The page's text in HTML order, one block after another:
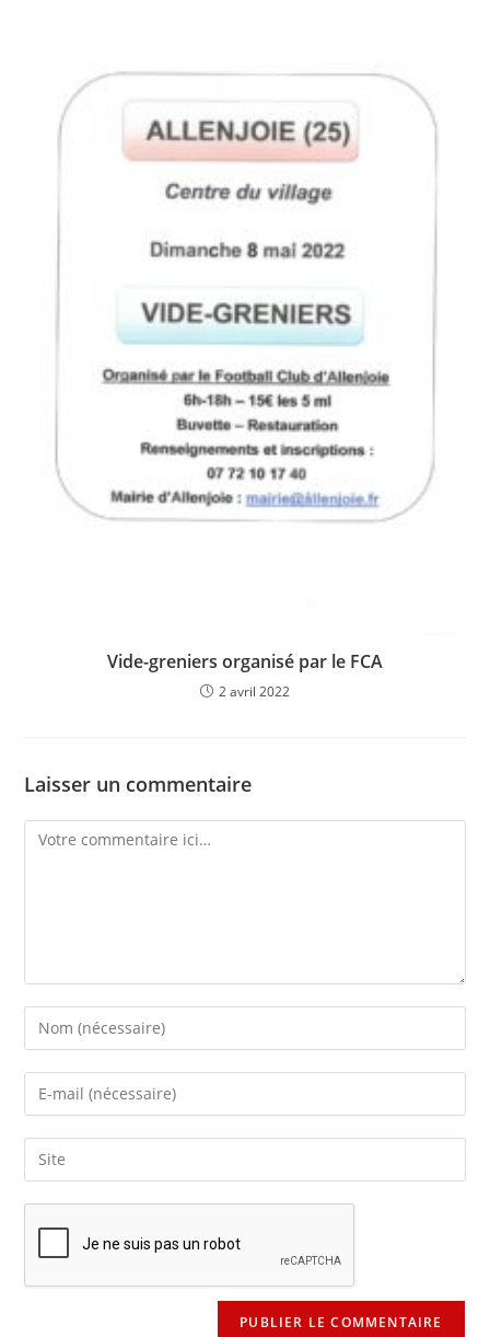
Vide-greniers organisé par le FCA
2 avril 2022
Laisser un commentaire
Comment
Enter
your
name
comment
Enter
your
email
address
Saisir
l’URL
de
votre
site
(facultatif)